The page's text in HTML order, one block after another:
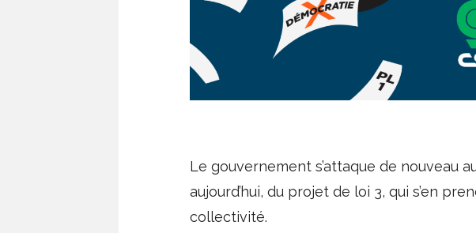
Le gouvernement s’attaque de nouveau
aujourd’hui, du projet de loi 3, qui s’en
collectivité.